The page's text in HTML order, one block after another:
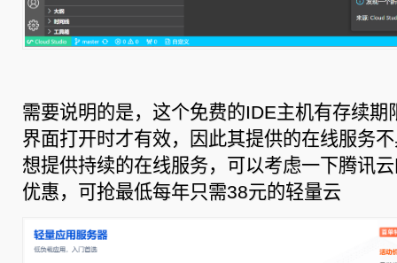
需要说明的是，这个免费的IDE主机有存续期
界面打开时才有效，因此其提供的在线服务
想提供持续的在线服务，可以考虑一下腾讯
优惠，可抢最低每年只需38元的轻量云